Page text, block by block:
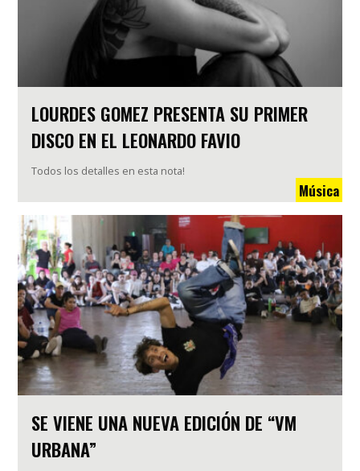
LOURDES GOMEZ PRESENTA SU PRIMER
DISCO EN EL LEONARDO FAVIO
Todos los detalles en esta nota!
Música
SE VIENE UNA NUEVA EDICIÓN DE “VM
URBANA”